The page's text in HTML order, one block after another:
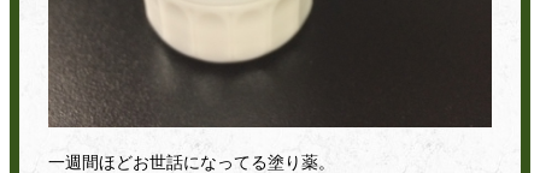
一週間ほどお世話になってる塗り薬。